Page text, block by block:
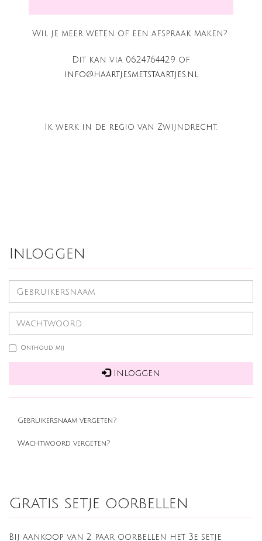
Wil je meer weten of een afspraak maken?
Dit kan via 0624764429 of
info@haartjesmetstaartjes.nl
Ik werk in de regio van Zwijndrecht.
Inloggen
Onthoud mij
Inloggen
Gebruikersnaam vergeten?
Wachtwoord vergeten?
Gratis setje oorbellen
Bij aankoop van 2 paar oorbellen het 3e setje